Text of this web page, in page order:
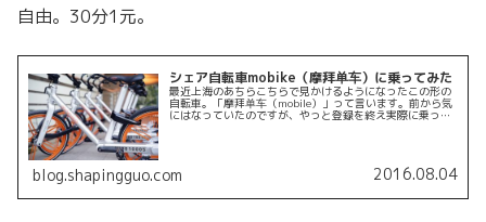
自由。30分1元。
シェア自転車mobike（摩拜单车）に乗ってみた
最近上海のあちらこちらで見かけるようになったこの形の
自転車。「摩拜单车（mobile）」って言います。前から気
にはなっていたのですが、やっと登録を終え実際に乗って
blog.shapingguo.com 2016.08.04